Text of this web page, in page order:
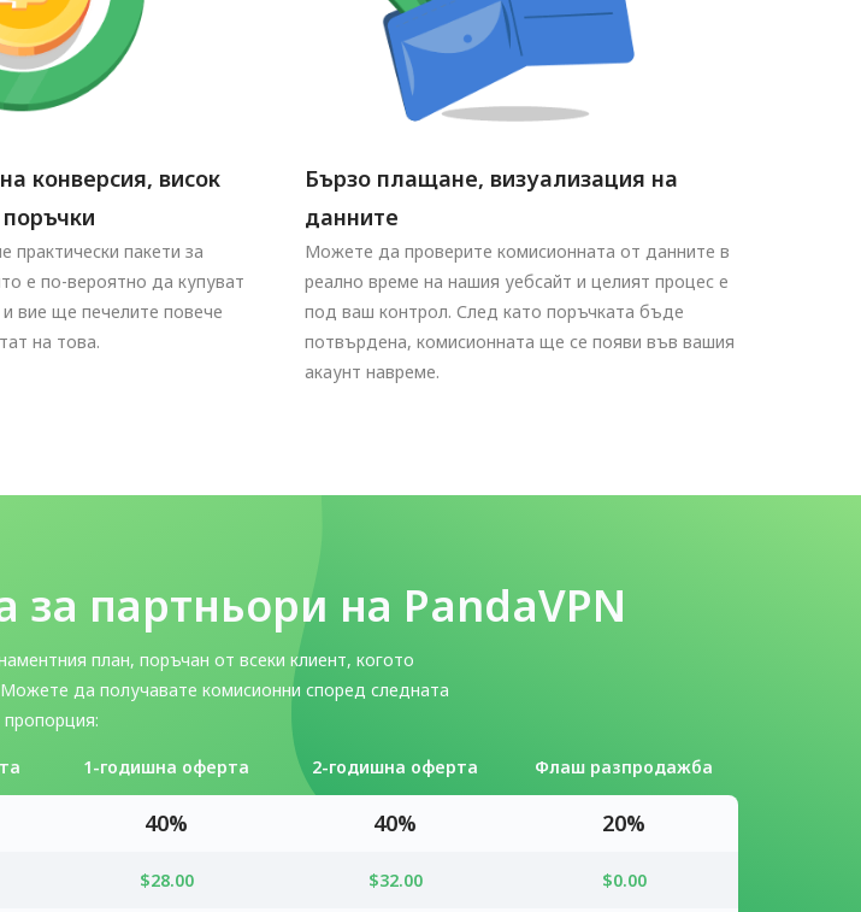
конверсия, висок
пакети за
е по-вероятно да купуват
вие ще печелите повече
на това.
Бързо плащане, визуализация на
данните
Можете да проверите комисионната от данните в
реално време на нашия уебсайт и целият процес е
под ваш контрол. След като поръчката бъде
потвърдена, комисионната ще се появи във вашия
акаунт навреме.
партньори на PandaVPN
план, поръчан от всеки клиент, когото
да получавате комисионни според следната
пропорция:
1-годишна оферта 2-годишна оферта Флаш разпродажба
40% 40% 20%
$28.00 $32.00 $0.00